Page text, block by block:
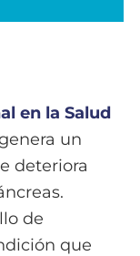
en la Salud
un
deteriora
de
que